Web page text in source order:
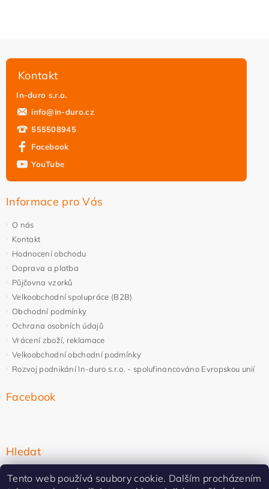
osobních údajů
Kontakt
In-duro s.r.o.
info@in-duro.cz
555508945
Facebook
YouTube
Informace pro Vás
O nás
Kontakt
Hodnocení obchodu
Doprava a platba
Půjčovna vzorků
Velkoobchodní spolupráce (B2B)
Obchodní podmínky
Ochrana osobních údajů
Vrácení zboží, reklamace
Velkoobchodní obchodní podmínky
Rozvoj podnikání In-duro s.r.o. - spolufinancováno Evropskou unií
Facebook
Hledat
Tento web používá soubory cookie. Dalším procházením